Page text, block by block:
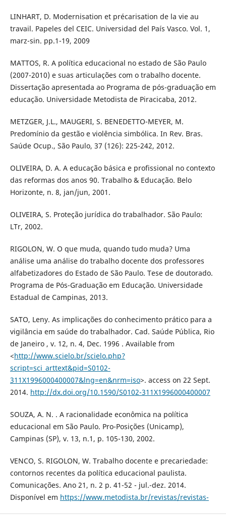
LINHART, D. Modernisation et précarisation de la vie au
travail. Papeles del CEIC. Universidad del País Vasco. Vol. 1,
marz-sin. pp.1-19, 2009
MATTOS, R. A política educacional no estado de São Paulo
(2007-2010) e suas articulações com o trabalho docente.
Dissertação apresentada ao Programa de pós-graduação em
educação. Universidade Metodista de Piracicaba, 2012.
METZGER, J.L., MAUGERI, S. BENEDETTO-MEYER, M.
Predomínio da gestão e violência simbólica. In Rev. Bras.
Saúde Ocup., São Paulo, 37 (126): 225-242, 2012.
OLIVEIRA, D. A. A educação básica e profissional no contexto
das reformas dos anos 90. Trabalho & Educação. Belo
Horizonte, n. 8, jan/jun, 2001.
OLIVEIRA, S. Proteção jurídica do trabalhador. São Paulo:
LTr, 2002.
RIGOLON, W. O que muda, quando tudo muda? Uma
análise uma análise do trabalho docente dos professores
alfabetizadores do Estado de São Paulo. Tese de doutorado.
Programa de Pós-Graduação em Educação. Universidade
Estadual de Campinas, 2013.
SATO, Leny. As implicações do conhecimento prático para a
vigilância em saúde do trabalhador. Cad. Saúde Pública, Rio
de Janeiro , v. 12, n. 4, Dec. 1996 . Available from
<http://www.scielo.br/scielo.php?
script=sci_arttext&pid=S0102-
311X1996000400007&lng=en&nrm=iso>. access on 22 Sept.
2014. http://dx.doi.org/10.1590/S0102-311X1996000400007
SOUZA, A. N. . A racionalidade econômica na política
educacional em São Paulo. Pro-Posições (Unicamp),
Campinas (SP), v. 13, n.1, p. 105-130, 2002.
VENCO, S. RIGOLON, W. Trabalho docente e precariedade:
contornos recentes da política educacional paulista.
Comunicações. Ano 21, n. 2 p. 41-52 - jul.-dez. 2014.
Disponível em https://www.metodista.br/revistas/revistas-